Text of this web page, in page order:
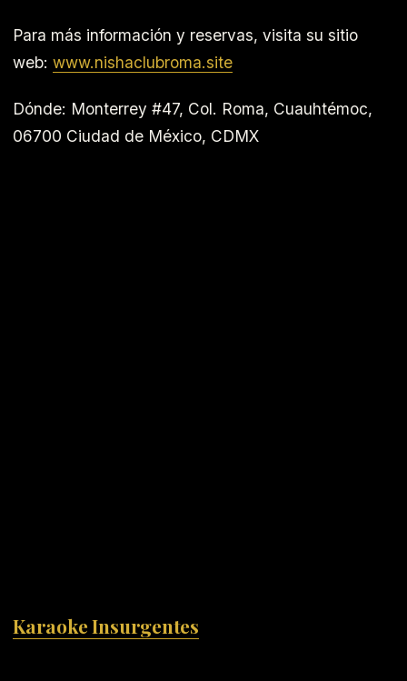
Para más información y reservas, visita su sitio
web: www.nishaclubroma.site
Dónde: Monterrey #47, Col. Roma, Cuauhtémoc,
06700 Ciudad de México, CDMX
Karaoke Insurgentes